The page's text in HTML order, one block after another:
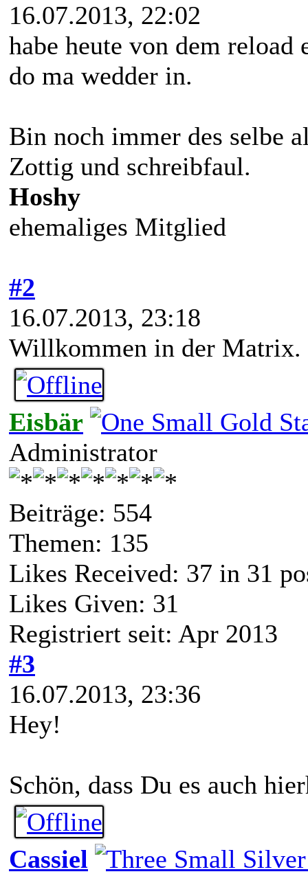
16.07.2013, 22:02
habe heute von dem
do ma wedder in.
Bin noch immer des selbe
Zottig und schreibfaul.
Hoshy
ehemaliges Mitglied
#2
16.07.2013, 23:18
Willkommen in der Matrix.
Eisbär
Administrator
Beiträge: 554
Themen: 135
Likes Received: 37 in 31
Likes Given: 31
Registriert seit: Apr 2013
#3
16.07.2013, 23:36
Hey!
Schön, dass Du es auch
Cassiel